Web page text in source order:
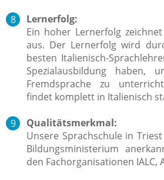
Lernerfolg:
Ein hoher Lernerfolg
aus. Der Lernerfolg wird
besten Italienisch-
Spezialausbildung haben,
Fremdsprache zu
findet komplett in Italienisch
Qualitätsmerkmal:
Unsere Sprachschule in
Bildungsministerium
den Fachorganisationen IALC,